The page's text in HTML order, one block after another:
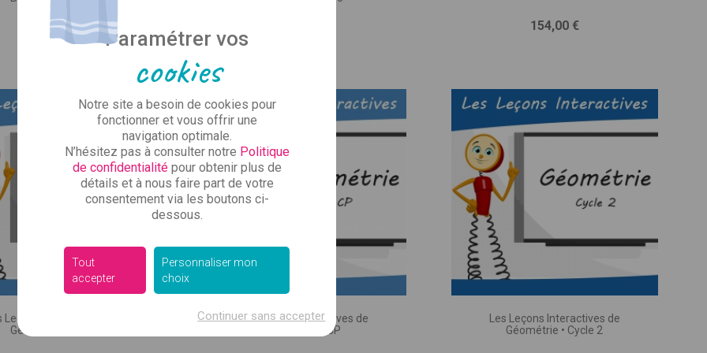
Prix
5,00 € Prix
154,00 €
Leçons Interactives de
Géométrie • CE1
Les Leçons Interactives de
Géométrie • CP
Les Leçons Interactives de
Géométrie • Cycle 2
Continuer sans accepter
Paramétrer vos
cookies
Notre site a besoin de cookies pour
fonctionner et vous offrir une
navigation optimale.
N’hésitez pas à consulter notre Politique
de confidentialitépour obtenir plus de
détails et à nous faire part de votre
consentement via les boutons ci-
dessous.
Tout
accepter
Personnaliser mon
choix
Inscrivez-vous à notre newsletter pour recevoir
des infos sur nos nouveautés !
Bien sûr, ce n'est pas toutes les semaines, tout
juste ce qu'il faut pour vous tenir au courant de ce
qu’il se passe chez nous.
vos coordonnées pour que le commercial de votre secteur
vous rappelle.
Je ne souhaite pas répondre
PROJET :
:
RASED…)